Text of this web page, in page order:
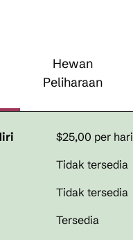
Hewan
Peliharaan
$25,00 per hari
Tidak tersedia
Tidak tersedia
Tersedia